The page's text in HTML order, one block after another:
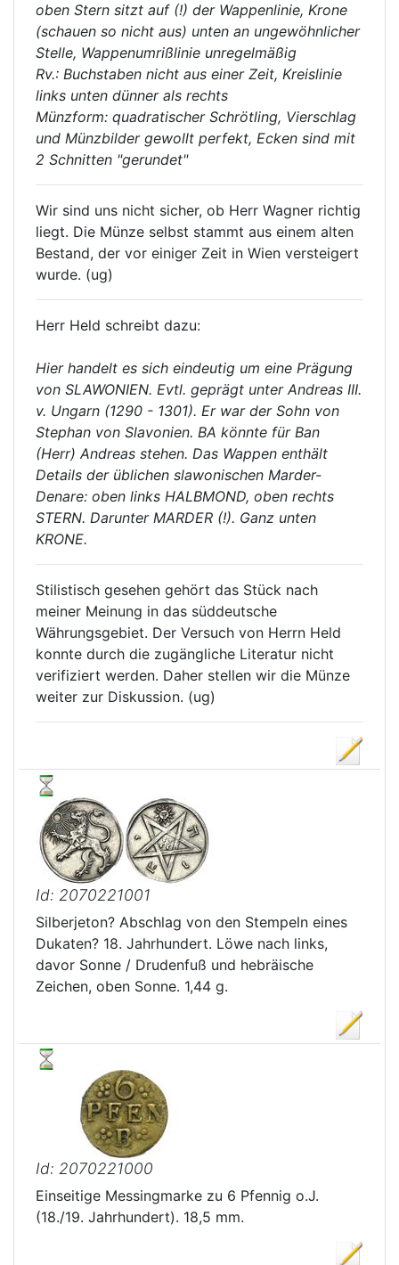
oben Stern sitzt auf (!) der Wappenlinie, Krone
(schauen so nicht aus) unten an ungewöhnlicher
Stelle, Wappenumrißlinie unregelmäßig
Rv.: Buchstaben nicht aus einer Zeit, Kreislinie
links unten dünner als rechts
Münzform: quadratischer Schrötling, Vierschlag
und Münzbilder gewollt perfekt, Ecken sind mit
2 Schnitten "gerundet"
Wir sind uns nicht sicher, ob Herr Wagner richtig
liegt. Die Münze selbst stammt aus einem alten
Bestand, der vor einiger Zeit in Wien versteigert
wurde. (ug)
Herr Held schreibt dazu:
Hier handelt es sich eindeutig um eine Prägung
von SLAWONIEN. Evtl. geprägt unter Andreas III.
v. Ungarn (1290 - 1301). Er war der Sohn von
Stephan von Slavonien. BA könnte für Ban
(Herr) Andreas stehen. Das Wappen enthält
Details der üblichen slawonischen Marder-
Denare: oben links HALBMOND, oben rechts
STERN. Darunter MARDER (!). Ganz unten
KRONE.
Stilistisch gesehen gehört das Stück nach
meiner Meinung in das süddeutsche
Währungsgebiet. Der Versuch von Herrn Held
konnte durch die zugängliche Literatur nicht
verifiziert werden. Daher stellen wir die Münze
weiter zur Diskussion. (ug)
Id: 2070221001
Silberjeton? Abschlag von den Stempeln eines
Dukaten? 18. Jahrhundert. Löwe nach links,
davor Sonne / Drudenfuß und hebräische
Zeichen, oben Sonne. 1,44 g.
Id: 2070221000
Einseitige Messingmarke zu 6 Pfennig o.J.
(18./19. Jahrhundert). 18,5 mm.